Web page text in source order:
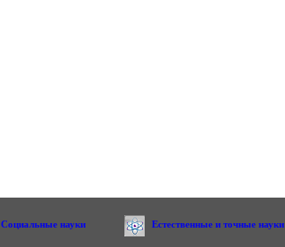
Социальные науки Естественные и точные науки